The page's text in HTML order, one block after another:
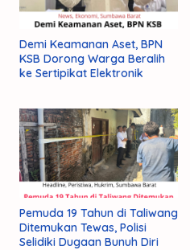
Demi Keamanan Aset, BPN
KSB Dorong Warga Beralih
ke Sertipikat Elektronik
Pemuda 19 Tahun di Taliwang
Ditemukan Tewas, Polisi
Selidiki Dugaan Bunuh Diri